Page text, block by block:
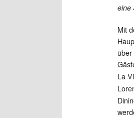
eine
Mit
La